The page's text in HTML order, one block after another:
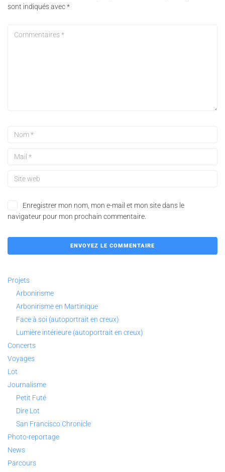
sont indiqués avec*
Enregistrer mon nom, mon e-mail et mon site dans le
navigateur pour mon prochain commentaire.
Projets
Arbonirisme
Arbonirisme en Martinique
Face à soi (autoportrait en creux)
Lumière intérieure (autoportrait en creux)
Concerts
Voyages
Lot
Journalisme
Petit Futé
Dire Lot
San Francisco Chronicle
Photo-reportage
News
Parcours